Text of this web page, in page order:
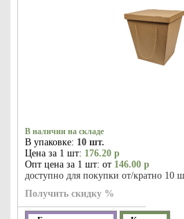
В наличии на складе
В упаковке: 10 шт.
Цена за 1 шт: 176.20 р
Опт цена за 1 шт: от 146.00 р
доступно для покупки от/кратно 10
Получить скидку %